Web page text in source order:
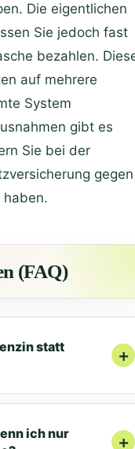
Die eigentlichen
Sie jedoch fast
bezahlen.
auf mehrere
System
gibt es
Sie bei der
gegen
haben.
(FAQ)
statt
ich nur